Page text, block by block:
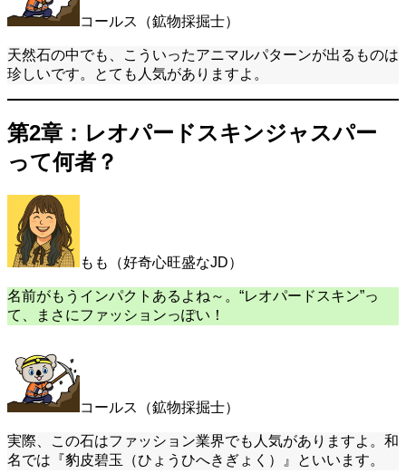
コールス（鉱物採掘士）
天然石の中でも、こういったアニマルパターンが出るものは
珍しいです。とても人気がありますよ。
第2章：レオパードスキンジャスパー
って何者？
もも（好奇心旺盛なJD）
名前がもうインパクトあるよね～。“レオパードスキン”っ
て、まさにファッションっぽい！
コールス（鉱物採掘士）
実際、この石はファッション業界でも人気がありますよ。和
名では『豹皮碧玉（ひょうひへきぎょく）』といいます。